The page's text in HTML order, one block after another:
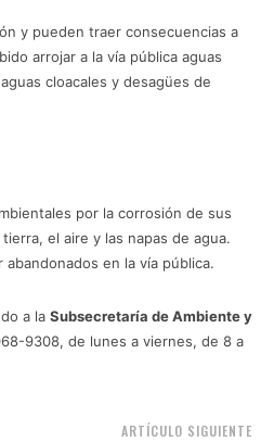
y pueden traer consecuencias a
arrojar a la vía pública aguas
cloacales y desagües de
por la corrosión de sus
el aire y las napas de agua.
en la vía pública.
a la Subsecretaría de Ambiente y
9308, de lunes a viernes, de 8 a
ARTÍCULO SIGUIENTE